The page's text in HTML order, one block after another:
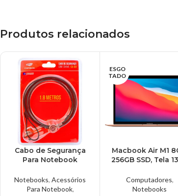
Produtos relacionados
Cabo de Segurança
Para Notebook
Notebooks,Acessórios
Para Notebook,
ESGO
TADO
Macbook Air M1
256GB SSD, Tela
Computadores,
Notebooks